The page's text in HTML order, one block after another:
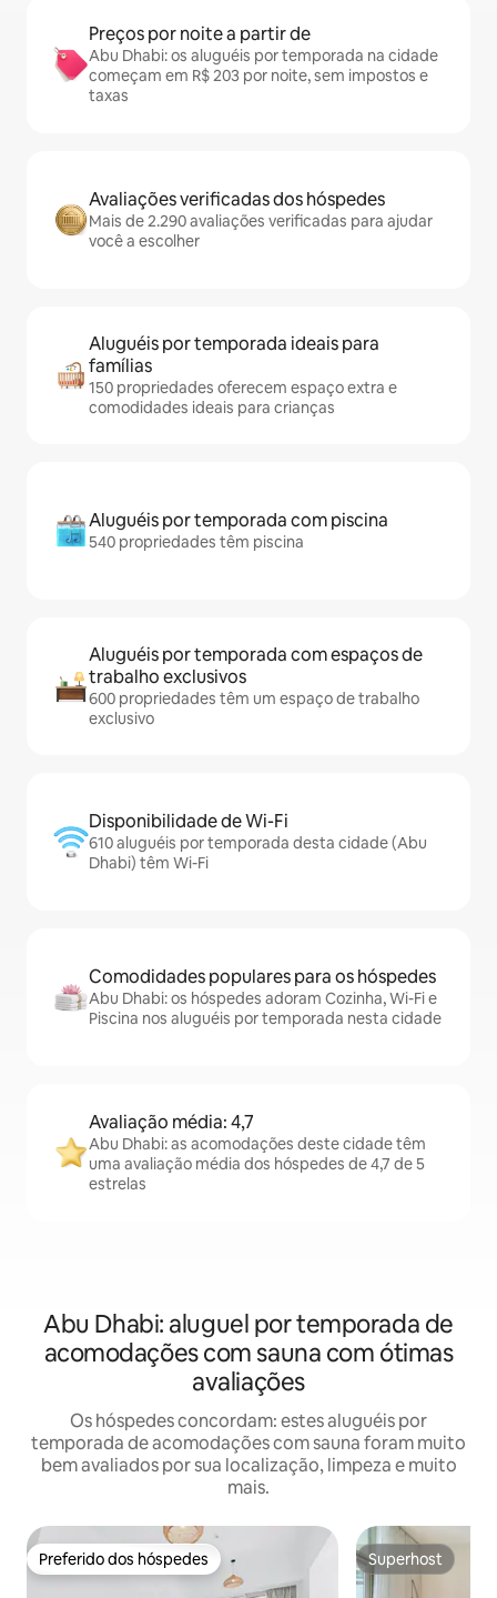
Preços por noite a partir de
Abu Dhabi: os aluguéis por temporada na cidade
começam em R$ 203 por noite, sem impostos e
taxas
Avaliações verificadas dos hóspedes
Mais de 2.290 avaliações verificadas para ajudar
você a escolher
Aluguéis por temporada ideais para
famílias
150 propriedades oferecem espaço extra e
comodidades ideais para crianças
Aluguéis por temporada com piscina
540 propriedades têm piscina
Aluguéis por temporada com espaços de
trabalho exclusivos
600 propriedades têm um espaço de trabalho
exclusivo
Disponibilidade de Wi-Fi
610 aluguéis por temporada desta cidade (Abu
Dhabi) têm Wi-Fi
Comodidades populares para os hóspedes
Abu Dhabi: os hóspedes adoram Cozinha, Wi-Fi e
Piscina nos aluguéis por temporada nesta cidade
Avaliação média: 4,7
Abu Dhabi: as acomodações deste cidade têm
uma avaliação média dos hóspedes de 4,7 de 5
estrelas
Abu Dhabi: aluguel por temporada de
acomodações com sauna com ótimas
avaliações
Os hóspedes concordam: estes aluguéis por
temporada de acomodações com sauna foram muito
bem avaliados por sua localização, limpeza e muito
mais.
Preferido dos hóspedes
Preferido dos hóspedes Superhost
Superhost